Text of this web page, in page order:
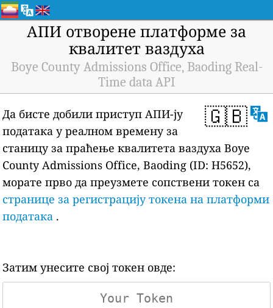
АПИ отворене платформе за
квалитет ваздуха
Boye County Admissions Office, Baoding Real-
Time data API
🇬🇧
Да бисте добили приступ АПИ-ју
података у реалном времену за
станицу за праћење квалитета ваздуха Boye
County Admissions Office, Baoding (ID: H5652),
морате прво да преузмете сопствени токен са
странице за регистрацију токена на платформи
података .
Затим унесите свој токен овде: